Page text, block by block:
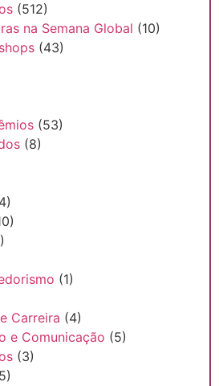
(512)
na Semana Global (10)
(43)
(53)
(8)
(1)
Carreira (4)
e Comunicação (5)
(3)